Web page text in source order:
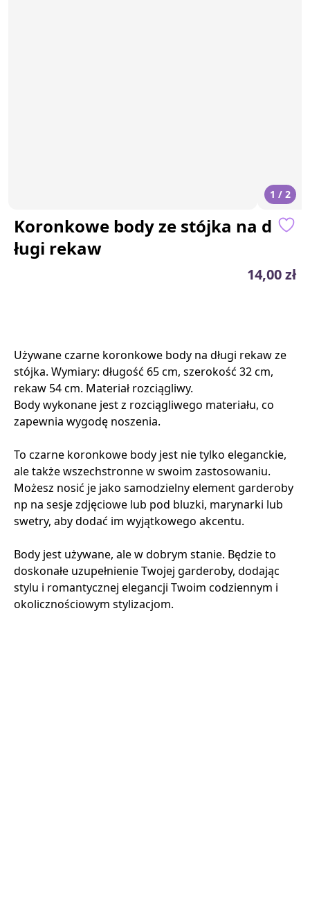
1 / 2
Koronkowe body ze stójka na d
ługi rekaw
14,00 zł
Używane czarne koronkowe body na długi rekaw ze
stójka. Wymiary: długość 65 cm, szerokość 32 cm,
rekaw 54 cm. Materiał rozciągliwy.
Body wykonane jest z rozciągliwego materiału, co
zapewnia wygodę noszenia.
To czarne koronkowe body jest nie tylko eleganckie,
ale także wszechstronne w swoim zastosowaniu.
Możesz nosić je jako samodzielny element garderoby
np na sesje zdjęciowe lub pod bluzki, marynarki lub
swetry, aby dodać im wyjątkowego akcentu.
Body jest używane, ale w dobrym stanie. Będzie to
doskonałe uzupełnienie Twojej garderoby, dodając
stylu i romantycznej elegancji Twoim codziennym i
okolicznościowym stylizacjom.